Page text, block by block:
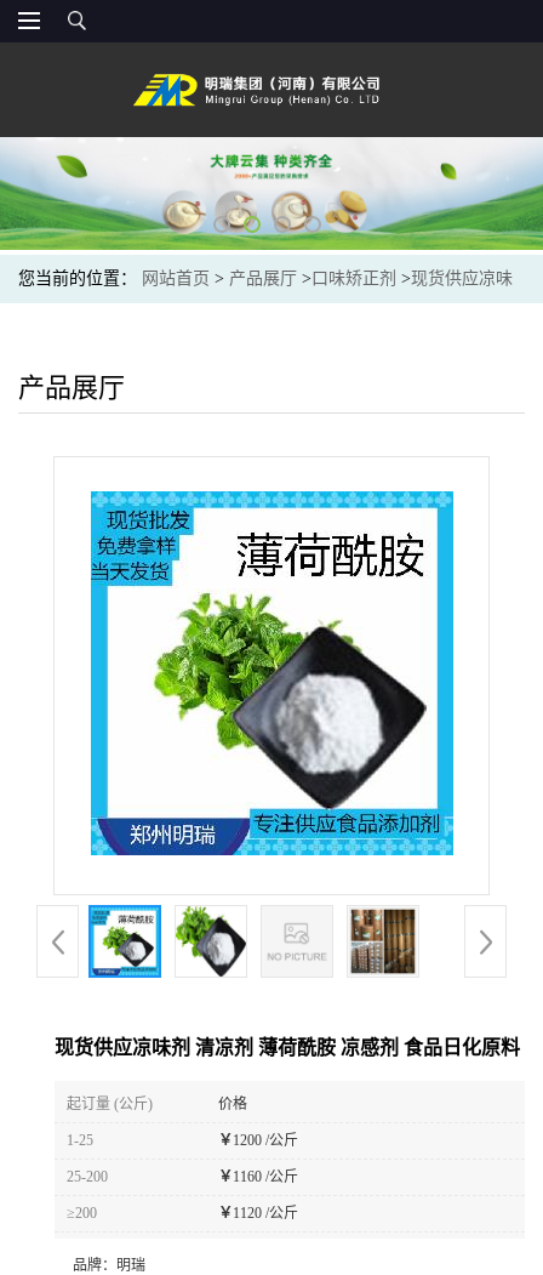
您当前的位置： 网站首页 > 产品展厅 > 口味矫正剂 >现货供应凉味
产品展厅
现货供应凉味剂 清凉剂 薄荷酰胺 凉感剂 食品日化原料
起订量 (公斤) 价格
1-25 ￥ 1200 /公斤
25-200 ￥ 1160 /公斤
≥200 ￥ 1120 /公斤
品牌： 明瑞